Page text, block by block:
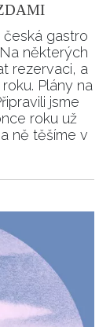
gastro
některých
rezervaci, a
Plány na
jsme
roku už
ně těšíme v